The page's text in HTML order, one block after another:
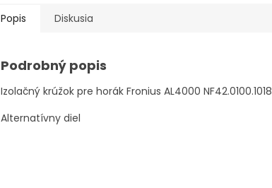
Popis Diskusia
Podrobný popis
Izolačný krúžok pre horák Fronius AL4000 NF42.0100.1018
Alternatívny diel